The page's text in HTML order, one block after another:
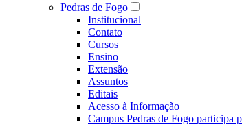
Pedras de Fogo
Institucional
Contato
Cursos
Ensino
Extensão
Assuntos
Editais
Acesso à Informação
Campus Pedras de Fogo participa